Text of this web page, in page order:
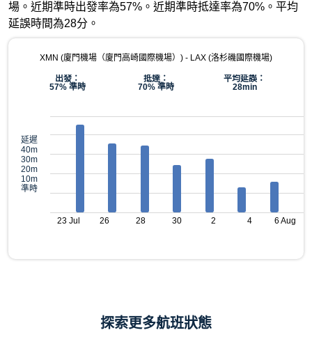
場。近期準時出發率為57%。近期準時抵達率為70%。平均
延誤時間為28分。
XMN (廈門機場（廈門高崎國際機場）) - LAX (洛杉磯國際機場)
出發：
57% 準時
抵達：
70% 準時
平均延誤：
28min
延遲
40m
30m
20m
10m
準時
23 Jul 26 28 30 2 4 6 Aug
探索更多航班狀態